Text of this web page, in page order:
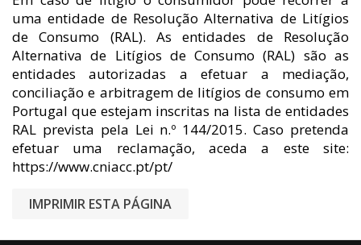
uma entidade de Resolução Alternativa de Litígios
de Consumo (RAL). As entidades de Resolução
Alternativa de Litígios de Consumo (RAL) são as
entidades autorizadas a efetuar a mediação,
conciliação e arbitragem de litígios de consumo em
Portugal que estejam inscritas na lista de entidades
RAL prevista pela Lei n.º 144/2015. Caso pretenda
efetuar uma reclamação, aceda a este site:
https://www.cniacc.pt/pt/